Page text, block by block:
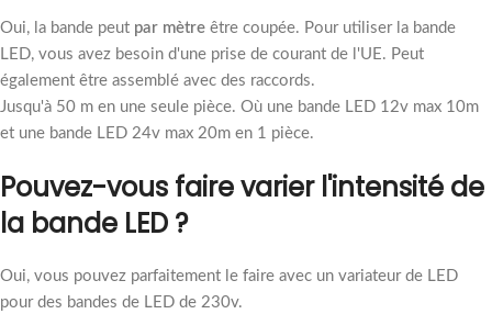
Oui, la bande peut par mètre être coupée. Pour utiliser la bande
LED, vous avez besoin d'une prise de courant de l'UE. Peut
également être assemblé avec des raccords.
Jusqu'à 50 m en une seule pièce. Où une bande LED 12v max 10m
et une bande LED 24v max 20m en 1 pièce.
Pouvez-vous faire varier l'intensité de
la bande LED ?
Oui, vous pouvez parfaitement le faire avec un variateur de LED
pour des bandes de LED de 230v.